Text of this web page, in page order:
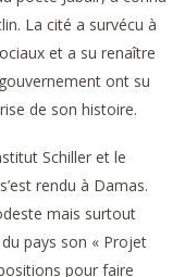
La cité a survécu à
et a su renaître
ont su
de son histoire.
Schiller et le
rendu à Damas.
mais surtout
pays son « Projet
pour faire